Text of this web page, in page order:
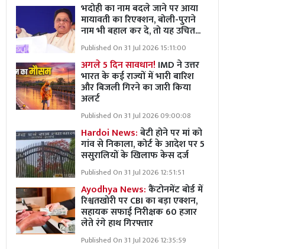
भदोही का नाम बदले जाने पर आया
मायावती का रिएक्शन, बोली-पुराने
नाम भी बहाल कर दे, तो यह उचित...
Published On 31 Jul 2026 15:11:00
अगले 5 दिन सावधान! IMD ने उत्तर
भारत के कई राज्यों में भारी बारिश
और बिजली गिरने का जारी किया
अलर्ट
Published On 31 Jul 2026 09:00:08
Hardoi News:बेटी होने पर मां को
गांव से निकाला, कोर्ट के आदेश पर 5
ससुरालियों के खिलाफ केस दर्ज
Published On 31 Jul 2026 12:51:51
Ayodhya News:कैंटोनमेंट बोर्ड में
रिश्वतखोरी पर CBI का बड़ा एक्शन,
सहायक सफाई निरीक्षक 60 हजार
लेते रंगे हाथ गिरफ्तार
Published On 31 Jul 2026 12:35:59